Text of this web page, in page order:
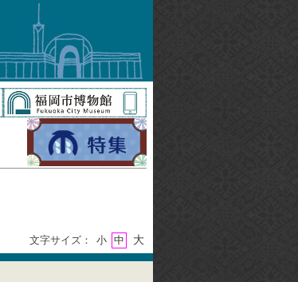
文字サイズ： 小 中 大